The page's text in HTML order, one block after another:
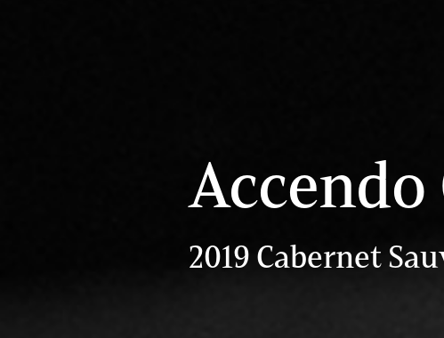
Accendo
2019 Cabernet